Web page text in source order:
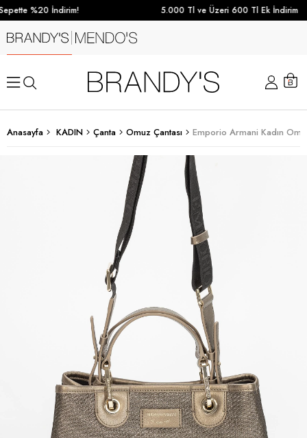
%20 İndirim! 5.000 Tl ve Üzeri 600 Tl Ek İndirim
Anasayfa KADIN Çanta Omuz Çantası Emporio Armani Kadın